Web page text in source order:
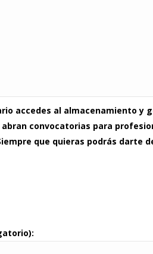
accedes al almacenamiento y
convocatorias para
que quieras podrás darte